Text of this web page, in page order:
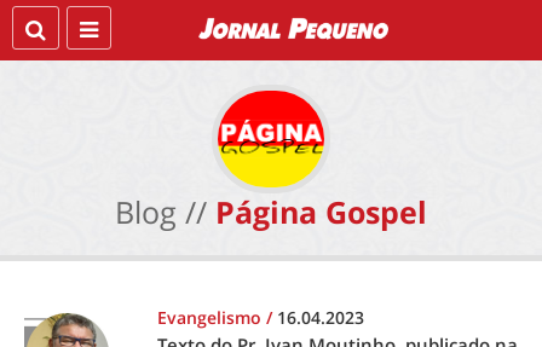
Blog // Página Gospel
Evangelismo / 16.04.2023